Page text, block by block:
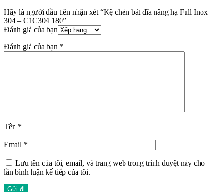
Hãy là người đầu tiên nhận xét “Kệ chén bát đĩa nâng hạ Full Inox
304 – C1C304 180”
Đánh giá của bạn
Đánh giá của bạn *
Tên *
Email *
Lưu tên của tôi, email, và trang web trong trình duyệt này cho
lần bình luận kế tiếp của tôi.